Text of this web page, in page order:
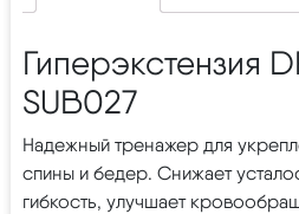
Гиперэкстензия
SUB027
Надежный тренажер для
спины и бедер. Снижает
гибкость, улучшает